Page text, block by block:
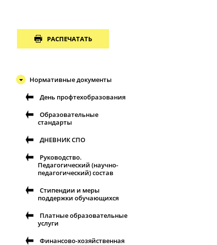
РАСПЕЧАТАТЬ
Нормативные документы
День профтехобразования
Образовательные
стандарты
ДНЕВНИК СПО
Руководство.
Педагогический (научно-
педагогический) состав
Стипендии и меры
поддержки обучающихся
Платные образовательные
услуги
Финансово-хозяйственная